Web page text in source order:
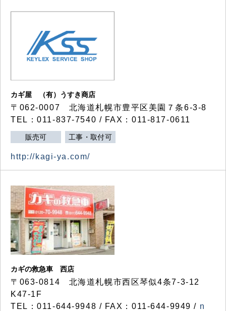
カギ屋 （有）うすき商店
〒062-0007 北海道札幌市豊平区美園７条6-3-8
TEL：011-837-7540 / FAX：011-817-0611
販売可 工事・取付可
http://kagi-ya.com/
カギの救急車 西店
〒063-0814 北海道札幌市西区琴似4条7-3-12
K47-1F
TEL：011-644-9948 / FAX：011-644-9949 / n